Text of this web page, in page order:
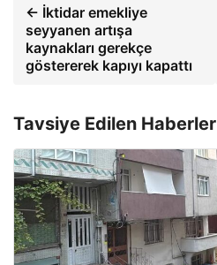
← İktidar emekliye
seyyanen artışa
kaynakları gerekçe
göstererek kapıyı kapattı
Tavsiye Edilen Haberler